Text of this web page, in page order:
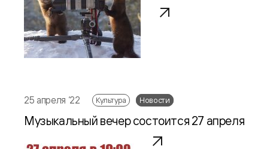
25 апреля ‘22 Культура Новости
Музыкальный вечер состоится 27 апреля